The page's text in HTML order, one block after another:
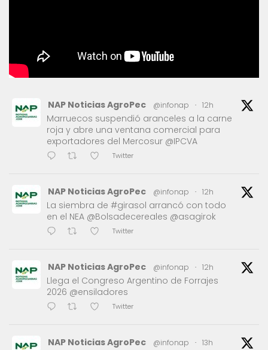
NAP Noticias AgroPec @infonap · 12h
Marruecos suspendió aranceles a la carne
roja y abre una ventana comercial para
exportadores del Mercosur @IPCVA
Twitter
NAP Noticias AgroPec @infonap · 12h
La siembra de #girasol arrancó con todo
en el NEA @Bolsadecereales @asagirok
Twitter
NAP Noticias AgroPec @infonap · 12h
Llega el Congreso Argentino de Forrajes
2026 @ensiladores
Twitter
NAP Noticias AgroPec @infonap · 13h